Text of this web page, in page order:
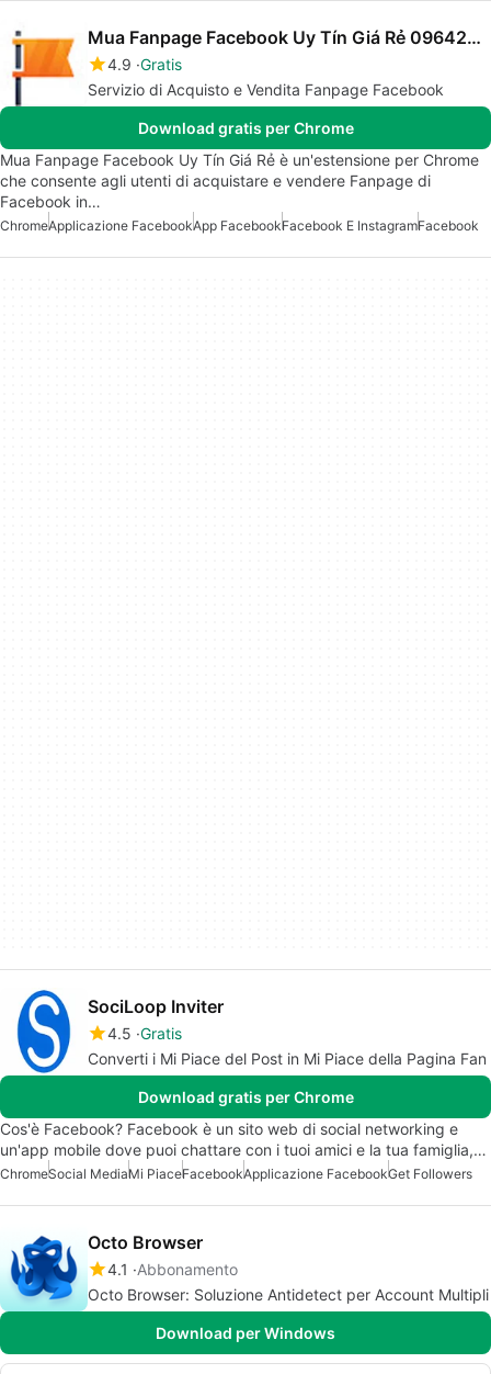
Mua Fanpage Facebook Uy Tín Giá Rẻ 0964237286
4.9 Gratis
Servizio di Acquisto e Vendita Fanpage Facebook
Download gratis per Chrome
Mua Fanpage Facebook Uy Tín Giá Rẻ è un'estensione per Chrome
che consente agli utenti di acquistare e vendere Fanpage di
Facebook in…
ChromeApplicazione FacebookApp FacebookFacebook E InstagramFacebook
SociLoop Inviter
4.5 Gratis
Converti i Mi Piace del Post in Mi Piace della Pagina Fan
Download gratis per Chrome
Cos'è Facebook? Facebook è un sito web di social networking e
un'app mobile dove puoi chattare con i tuoi amici e la tua famiglia,…
ChromeSocial MediaMi PiaceFacebookApplicazione FacebookGet Followers
Octo Browser
4.1
Abbonamento
Octo Browser: Soluzione Antidetect per Account Multipli
Download per Windows